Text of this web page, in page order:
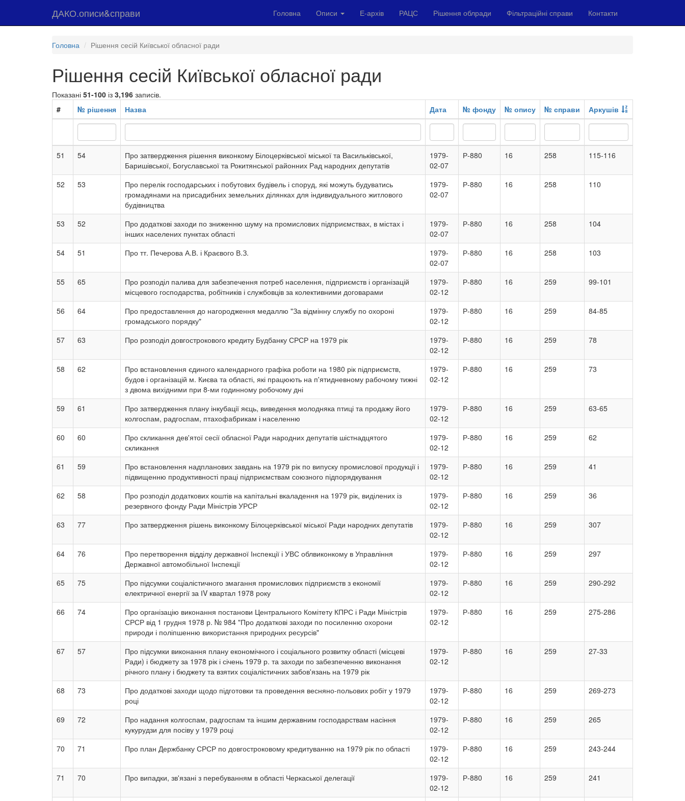
ДАКО.описи&справи Головна Описи Е-архів РАЦС Рішення облради Фільтраційні справи Контакти
Головна Рішення сесій Київської обласної ради
Рішення сесій Київської обласної ради
Показані 51-100 із 3,196 записів.
#
№ рішення Назва Дата № фонду № опису № справи Аркушів
51 54
Про затвердження рішення виконкому Білоцерківської міської та Васильківської,
Баришівської, Богуславської та Рокитянської районних Рад народних депутатів
1979-
02-07
Р-880 16 258 115-116
52 53
Про перелік господарських і побутових будівель і споруд, які можуть будуватись
громадянами на присадибних земельних ділянках для індивидуального житлового
будівництва
1979-
02-07
Р-880 16 258 110
53 52
Про додаткові заходи по зниженню шуму на промислових підприємствах, в містах і
інших населених пунктах області
1979-
02-07
Р-880 16 258 104
54 51 Про тт. Печерова А.В. і Краєвого В.З.
1979-
02-07
Р-880 16 258 103
55 65
Про розподіл палива для забезпечення потреб населення, підприємств і організацій
місцевого господарства, робітників і службовців за колективними договарами
1979-
02-12
Р-880 16 259 99-101
56 64
Про предоставлення до нагородження медаллю "За відмінну службу по охороні
громадського порядку"
1979-
02-12
Р-880 16 259 84-85
57 63 Про розподіл довгострокового кредиту Будбанку СРСР на 1979 рік
1979-
02-12
Р-880 16 259 78
58 62
Про встановлення єдиного календарного графіка роботи на 1980 рік підприємств,
будов і організацій м. Києва та області, які працюють на п'ятидневному рабочому тижні
з двома вихідними при 8-ми годинному робочому дні
1979-
02-12
Р-880 16 259 73
59 61
Про затвердження плану інкубації яєць, виведення молодняка птиці та продажу його
колгоспам, радгоспам, птахофабрикам і населенню
1979-
02-12
Р-880 16 259 63-65
60 60
Про скликання дев'ятої сесії обласної Ради народних депутатів шістнадцятого
скликання
1979-
02-12
Р-880 16 259 62
61 59
Про встановлення надпланових завдань на 1979 рік по випуску промислової продукції і
підвищенню продуктивності праці підприємствам союзного підпорядкування
1979-
02-12
Р-880 16 259 41
62 58
Про розподіл додаткових коштів на капітальні вкаладення на 1979 рік, виділених із
резервного фонду Ради Міністрів УРСР
1979-
02-12
Р-880 16 259 36
63 77 Про затвердження рішень виконкому Білоцерківської міської Ради народних депутатів
1979-
02-12
Р-880 16 259 307
64 76
Про перетворення відділу державної Інспекції і УВС облвиконкому в Управління
Державної автомобільної Інспекції
1979-
02-12
Р-880 16 259 297
65 75
Про підсумки соціалістичного змагання промислових підприємств з економії
електричної енергії за ІV квартал 1978 року
1979-
02-12
Р-880 16 259 290-292
66 74
Про організацію виконання постанови Центрального Комітету КПРС і Ради Міністрів
СРСР від 1 грудня 1978 р. № 984 "Про додаткові заходи по посиленню охорони
природи і поліпшенню використання природних ресурсів"
1979-
02-12
Р-880 16 259 275-286
67 57
Про підсумки виконання плану економічного і соціального розвитку області (місцеві
Ради) і бюджету за 1978 рік і січень 1979 р. та заходи по забезпеченню виконання
річного плану і бюджету та взятих соціалістичних забов'язань на 1979 рік
1979-
02-12
Р-880 16 259 27-33
68 73
Про додаткові заходи щодо підготовки та проведення весняно-польових робіт у 1979
році
1979-
02-12
Р-880 16 259 269-273
69 72
Про надання колгоспам, радгоспам та іншим державним господарствам насіння
кукурудзи для посіву у 1979 році
1979-
02-12
Р-880 16 259 265
70 71 Про план Держбанку СРСР по довгостроковому кредитуванню на 1979 рік по області
1979-
02-12
Р-880 16 259 243-244
71 70 Про випадки, зв'язані з перебуванням в області Черкаської делегації
1979-
02-12
Р-880 16 259 241